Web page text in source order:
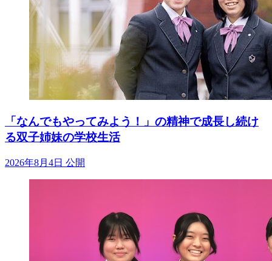
「なんでもやってみよう！」の精神で成長し続け
る双子姉妹の学校生活
2026年8月4日 公開